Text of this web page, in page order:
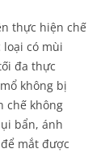
thực hiện chế
loại có mùi
đa thực
không bị
chế không
bẩn, ánh
mắt được